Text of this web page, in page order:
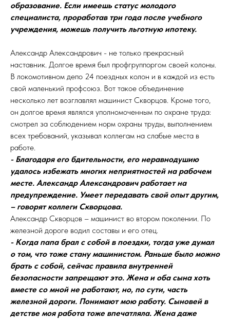
образование. Если имеешь статус молодого
специалиста, проработав три года после учебного
учреждения, можешь получить льготную ипотеку.
Александр Александрович - не только прекрасный
наставник. Долгое время был профгруппоргом своей колоны.
В локомотивном депо 24 поездных колон и в каждой из есть
свой маленький профсоюз. Вот такое объединение
несколько лет возглавлял машинист Скворцов. Кроме того,
он долгое время являлся уполномоченным по охране труда:
смотрел за соблюдением норм охраны труды, выполнением
всех требований, указывал коллегам на слабые места в
работе.
- Благодаря его бдительности, его неравнодушию
удалось избежать многих неприятностей на рабочем
месте. Александр Александрович работает на
предупреждение. Умеет передавать свой опыт другим,
– говорят коллеги Скворцова.
Александр Скворцов – машинист во втором поколении. По
железной дороге водил составы и его отец.
- Когда папа брал с собой в поездки, тогда уже думал
о том, что тоже стану машинистом. Раньше было можно
брать с собой, сейчас правила внутренней
безопасности запрещают это. Жена и оба сына хоть
вместе со мной не работают, но, по сути, часть
железной дороги. Понимают мою работу. Сыновей в
детстве моя работа тоже впечатляла. Жена даже